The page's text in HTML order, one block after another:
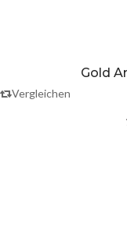
Gold
Vergleichen